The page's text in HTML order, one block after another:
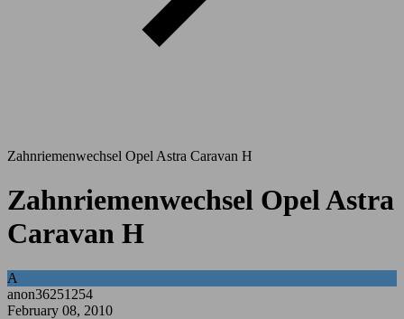
Zahnriemenwechsel Opel Astra Caravan H
Zahnriemenwechsel Opel Astra
Caravan H
A
anon36251254
February 08, 2010